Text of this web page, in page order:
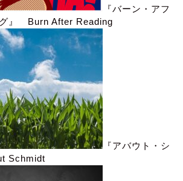
『バーン・アフ
グ』 Burn After Reading
『アバウト・シ
Schmidt